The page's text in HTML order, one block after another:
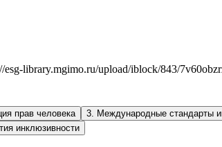
library.mgimo.ru/upload/iblock/843/
прав человека 3. Международные стандарты
инклюзивности